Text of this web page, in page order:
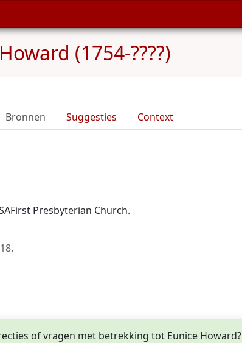
(1754-????)
Bronnen Suggesties Context
Presbyterian Church.
.
of vragen met betrekking tot Eunice Howard?